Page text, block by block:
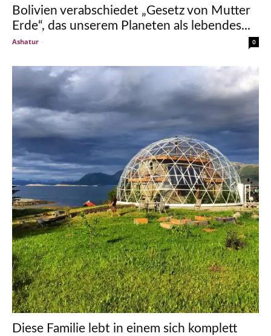
Bolivien verabschiedet „Gesetz von Mutter
Erde“, das unserem Planeten als lebendes...
Ashatur - 0
Diese Familie lebt in einem sich komplett